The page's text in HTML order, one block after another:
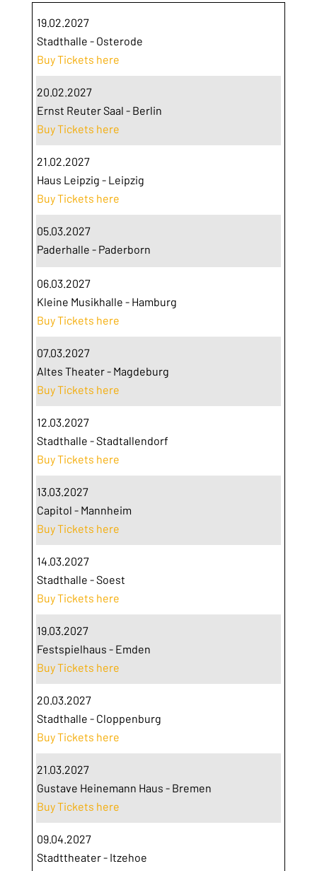
19.02.2027
Stadthalle - Osterode
Buy Tickets here
20.02.2027
Ernst Reuter Saal - Berlin
Buy Tickets here
21.02.2027
Haus Leipzig - Leipzig
Buy Tickets here
05.03.2027
Paderhalle - Paderborn
06.03.2027
Kleine Musikhalle - Hamburg
Buy Tickets here
07.03.2027
Altes Theater - Magdeburg
Buy Tickets here
12.03.2027
Stadthalle - Stadtallendorf
Buy Tickets here
13.03.2027
Capitol - Mannheim
Buy Tickets here
14.03.2027
Stadthalle - Soest
Buy Tickets here
19.03.2027
Festspielhaus - Emden
Buy Tickets here
20.03.2027
Stadthalle - Cloppenburg
Buy Tickets here
21.03.2027
Gustave Heinemann Haus - Bremen
Buy Tickets here
09.04.2027
Stadttheater - Itzehoe